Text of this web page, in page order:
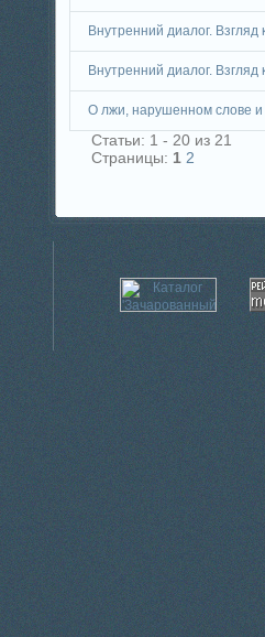
Внутренний диалог. Взгляд
Внутренний диалог. Взгляд
О лжи, нарушенном слове
Статьи: 1 - 20 из 21
Страницы: 1 2